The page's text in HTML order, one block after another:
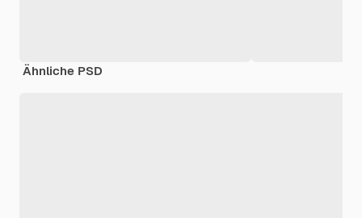
Ähnliche PSD